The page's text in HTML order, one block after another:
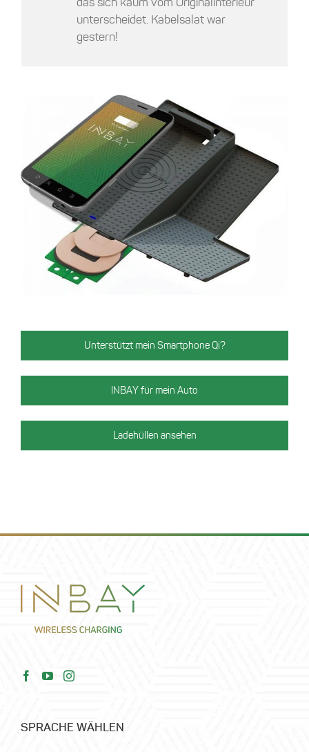
unterscheidet. Kabelsalat war
gestern!
Unterstützt mein Smartphone Qi?
INBAY für mein Auto
Ladehüllen ansehen
SPRACHE WÄHLEN